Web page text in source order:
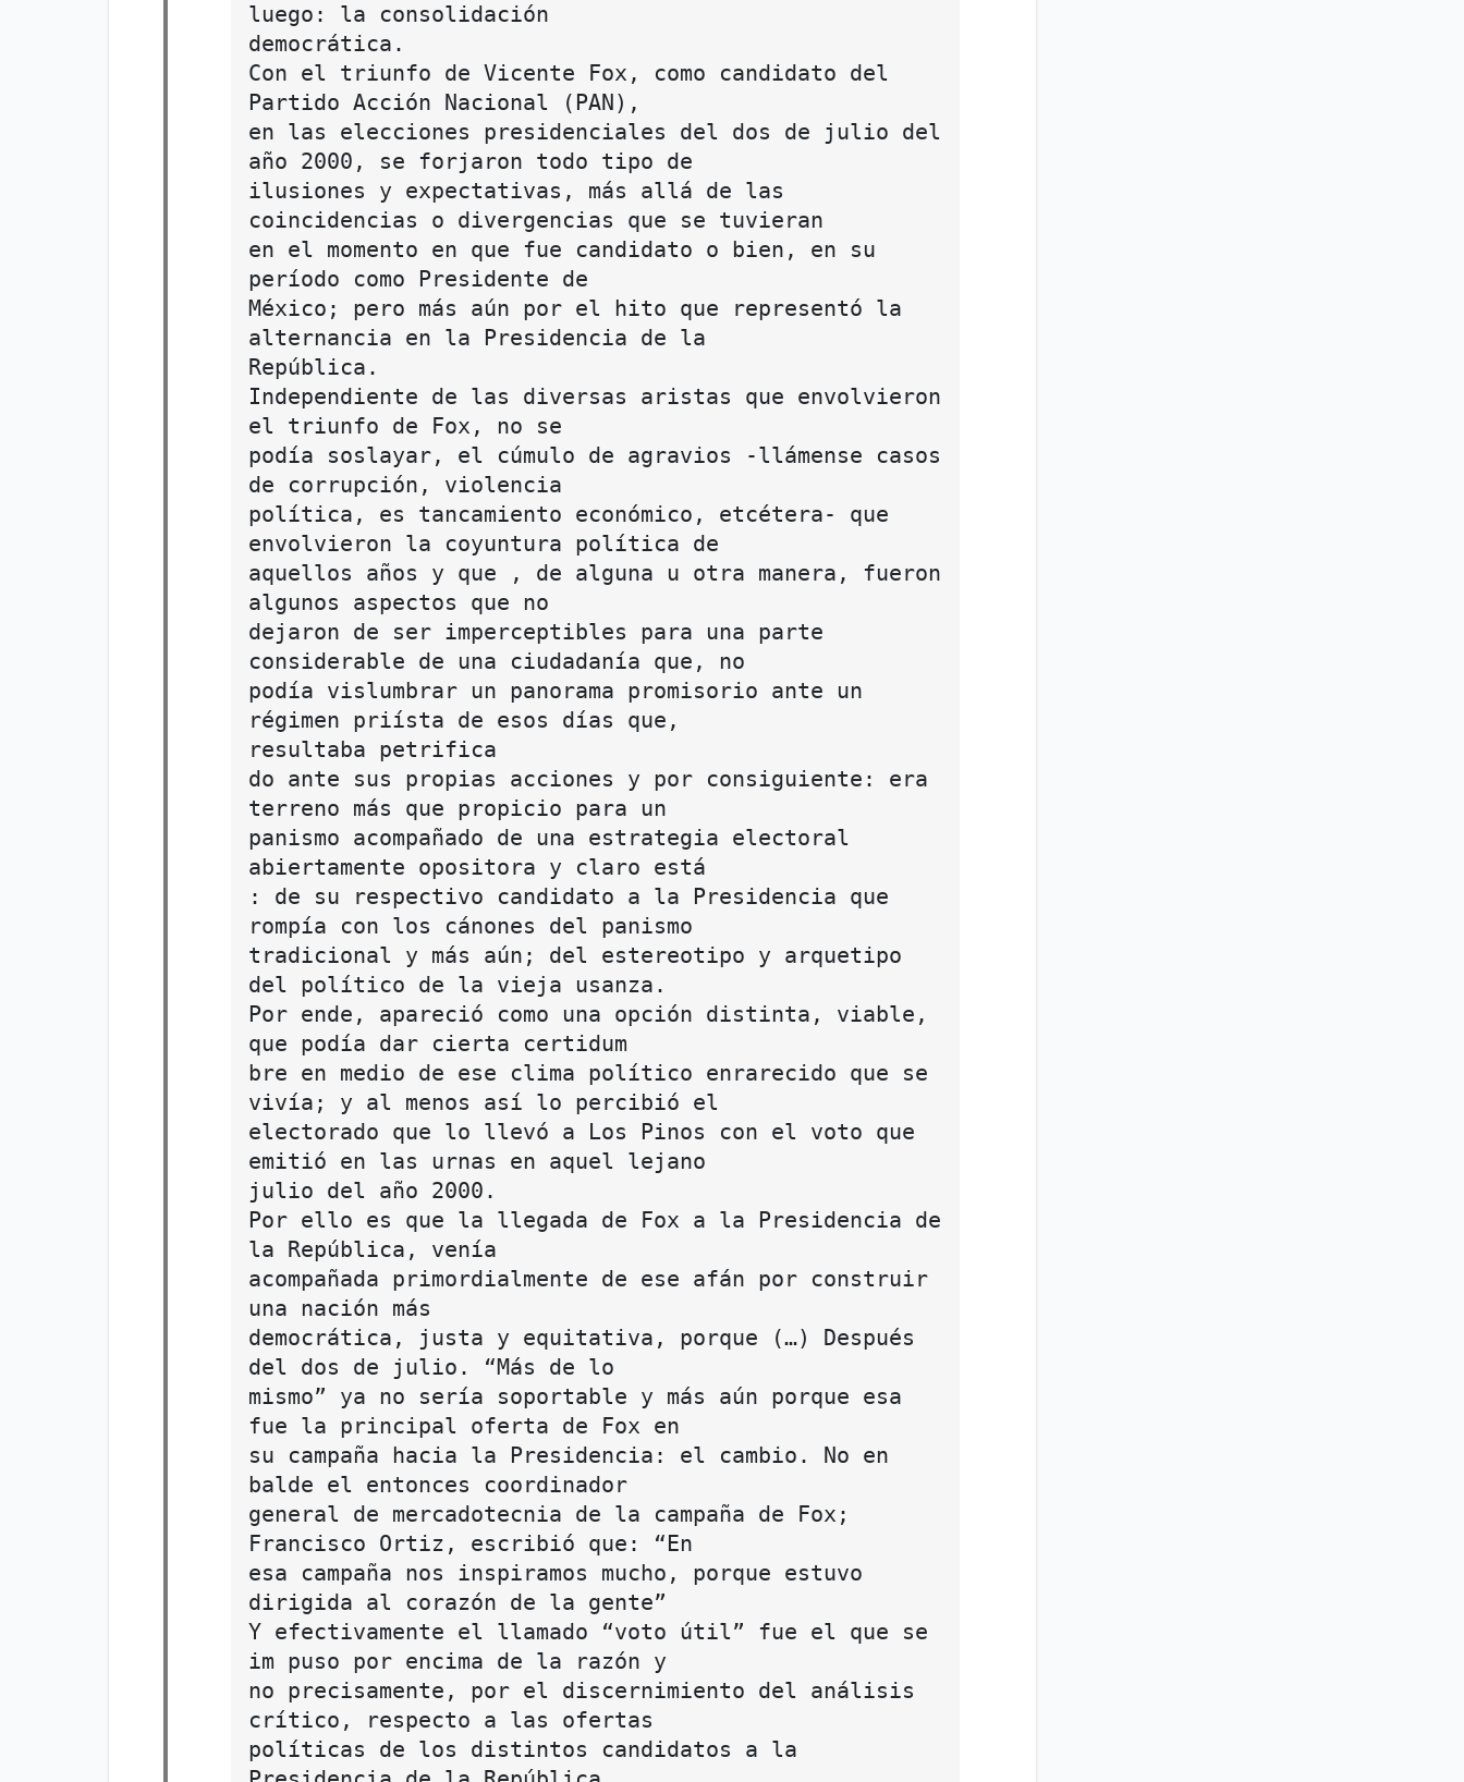
luego: la consolidación
democrática.
Con el triunfo de Vicente Fox, como candidato del
Partido Acción Nacional (PAN),
en las elecciones presidenciales del dos de julio del
año 2000, se forjaron todo tipo de
ilusiones y expectativas, más allá de las
coincidencias o divergencias que se tuvieran
en el momento en que fue candidato o bien, en su
período como Presidente de
México; pero más aún por el hito que representó la
alternancia en la Presidencia de la
República.
Independiente de las diversas aristas que envolvieron
el triunfo de Fox, no se
podía soslayar, el cúmulo de agravios -llámense casos
de corrupción, violencia
política, es tancamiento económico, etcétera- que
envolvieron la coyuntura política de
aquellos años y que , de alguna u otra manera, fueron
algunos aspectos que no
dejaron de ser imperceptibles para una parte
considerable de una ciudadanía que, no
podía vislumbrar un panorama promisorio ante un
régimen priísta de esos días que,
resultaba petrifica
do ante sus propias acciones y por consiguiente: era
terreno más que propicio para un
panismo acompañado de una estrategia electoral
abiertamente opositora y claro está
: de su respectivo candidato a la Presidencia que
rompía con los cánones del panismo
tradicional y más aún; del estereotipo y arquetipo
del político de la vieja usanza.
Por ende, apareció como una opción distinta, viable,
que podía dar cierta certidum
bre en medio de ese clima político enrarecido que se
vivía; y al menos así lo percibió el
electorado que lo llevó a Los Pinos con el voto que
emitió en las urnas en aquel lejano
julio del año 2000.
Por ello es que la llegada de Fox a la Presidencia de
la República, venía
acompañada primordialmente de ese afán por construir
una nación más
democrática, justa y equitativa, porque (…) Después
del dos de julio. “Más de lo
mismo” ya no sería soportable y más aún porque esa
fue la principal oferta de Fox en
su campaña hacia la Presidencia: el cambio. No en
balde el entonces coordinador
general de mercadotecnia de la campaña de Fox;
Francisco Ortiz, escribió que: “En
esa campaña nos inspiramos mucho, porque estuvo
dirigida al corazón de la gente”
Y efectivamente el llamado “voto útil” fue el que se
im puso por encima de la razón y
no precisamente, por el discernimiento del análisis
crítico, respecto a las ofertas
políticas de los distintos candidatos a la